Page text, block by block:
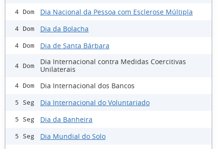
4 Dom Dia Nacional da Pessoa com Esclerose Múltipla
4 Dom Dia da Bolacha
4 Dom Dia de Santa Bárbara
4 Dom
Dia Internacional contra Medidas Coercitivas
Unilaterais
4 Dom Dia Internacional dos Bancos
5 Seg Dia Internacional do Voluntariado
5 Seg Dia da Banheira
5 Seg Dia Mundial do Solo